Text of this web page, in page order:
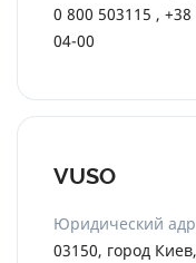
0 800 503115 ,
04-00
VUSO
Юридический
03150, город